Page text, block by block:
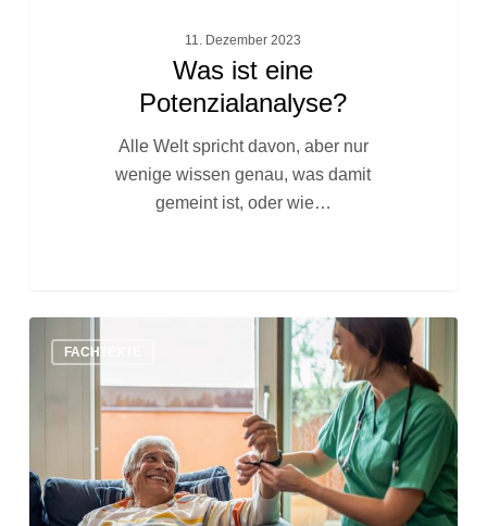
11. Dezember 2023
Was ist eine
Potenzialanalyse?
Alle Welt spricht davon, aber nur
wenige wissen genau, was damit
gemeint ist, oder wie…
Pflegeberuf
FACHTEXTE